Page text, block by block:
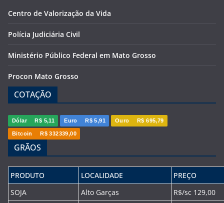
Centro de Valorização da Vida
Polícia Judiciária Civil
Ministério Público Federal em Mato Grosso
Procon Mato Grosso
COTAÇÃO
Dólar R$ 5,11 Euro R$ 5,91 Ouro R$ 695,79
Bitcoin R$ 332339,00
GRÃOS
PRODUTO LOCALIDADE
PREÇO
SOJA
Alto Garças
R$/sc 129,00